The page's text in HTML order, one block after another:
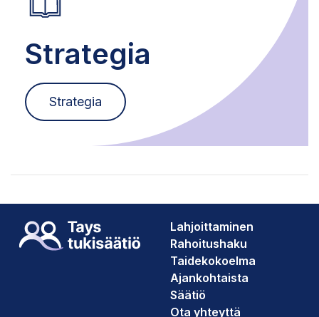
Strategia
Strategia
Lahjoittaminen
Rahoitushaku
Taidekokoelma
Ajankohtaista
Säätiö
Ota yhteyttä